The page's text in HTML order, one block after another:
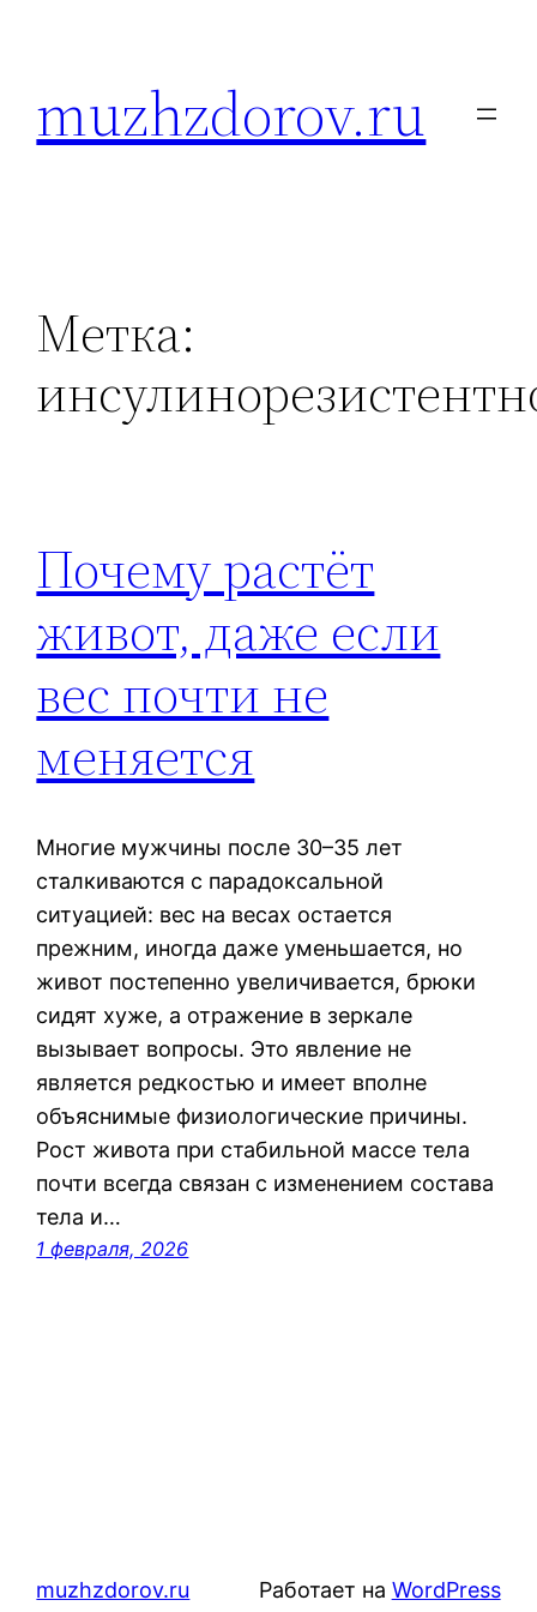
содержимому
muzhzdorov.ru
Метка:
Почему растёт
живот, даже если
вес почти не
меняется
Многие мужчины после 30–35 лет
сталкиваются с парадоксальной
ситуацией: вес на весах остается
прежним, иногда даже уменьшается, но
живот постепенно увеличивается, брюки
сидят хуже, а отражение в зеркале
вызывает вопросы. Это явление не
является редкостью и имеет вполне
объяснимые физиологические причины.
Рост живота при стабильной массе тела
почти всегда связан с изменением состава
тела и…
1 февраля, 2026
muzhzdorov.ru Работает на WordPress